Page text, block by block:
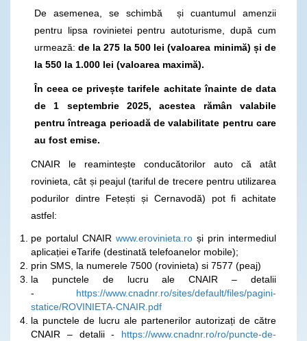
De asemenea, se schimbă și cuantumul amenzii
pentru lipsa rovinietei pentru autoturisme, după cum
urmează:de la 275 la 500 lei (valoarea minimă) și de
la 550 la 1.000 lei (valoarea maximă).
În ceea ce privește tarifele achitate înainte de data
de 1 septembrie 2025, acestea rămân valabile
pentru întreaga perioadă de valabilitate pentru care
au fost emise.
CNAIR le reamintește conducătorilor auto că atât
rovinieta, cât și peajul (tariful de trecere pentru utilizarea
podurilor dintre Fetești și Cernavodă) pot fi achitate
astfel:
pe portalul CNAIR www.erovinieta.ro și prin intermediul
aplicației eTarife (destinată telefoanelor mobile);
prin SMS, la numerele 7500 (rovinieta) si 7577 (peaj)
la punctele de lucru ale CNAIR – detalii
- https://www.cnadnr.ro/sites/default/files/pagini-
statice/ROVINIETA-CNAIR.pdf
la punctele de lucru ale partenerilor autorizați de către
CNAIR – detalii - https://www.cnadnr.ro/ro/puncte-de-